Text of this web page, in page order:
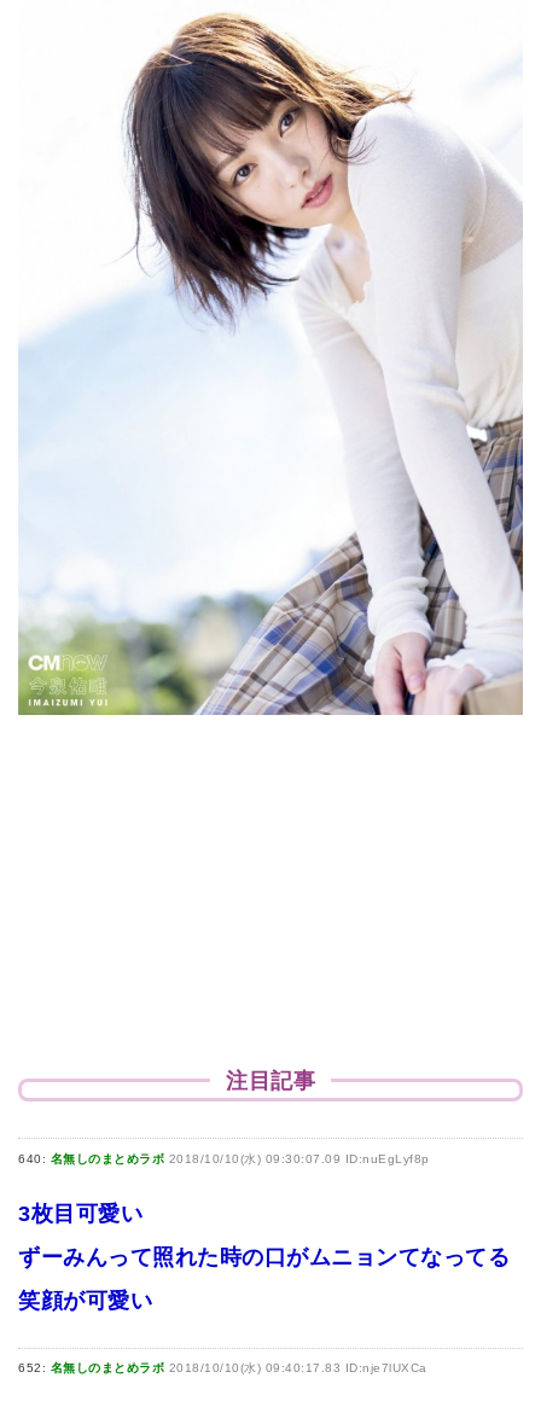
注目記事
640: 名無しのまとめラボ 2018/10/10(水) 09:30:07.09 ID:nuEgLyf8p
3枚目可愛い
ずーみんって照れた時の口がムニョンてなってる
笑顔が可愛い
652: 名無しのまとめラボ 2018/10/10(水) 09:40:17.83 ID:nje7lUXCa